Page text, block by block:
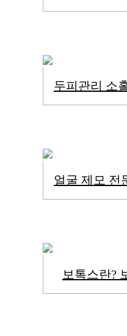
보톡스란?